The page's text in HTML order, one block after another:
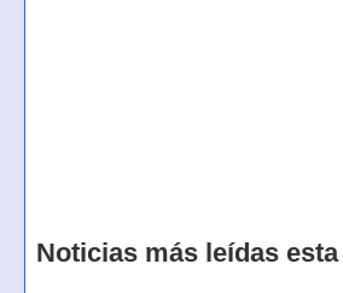
Noticias más leídas